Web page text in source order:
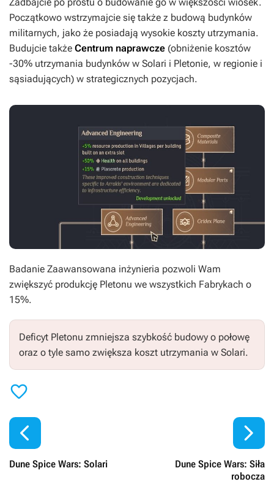
Początkowo wstrzymajcie się także z budową budynków
militarnych, jako że posiadają wysokie koszty utrzymania.
Budujcie także Centrum naprawcze (obniżenie kosztów
-30% utrzymania budynków w Solari i Pletonie, w regionie i
sąsiadujących) w strategicznych pozycjach.
Badanie Zaawansowana inżynieria pozwoli Wam
zwiększyć produkcję Pletonu we wszystkich Fabrykach o
15%.
Deficyt Pletonu zmniejsza szybkość budowy o połowę
oraz o tyle samo zwiększa koszt utrzymania w Solari.


Dune Spice Wars: Solari
Dune Spice Wars: Siła
robocza
